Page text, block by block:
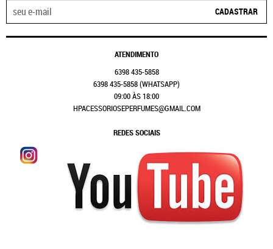
CADASTRAR
ATENDIMENTO
6398435-5858
6398435-5858(WHATSAPP)
09:00 ÀS 18:00
HPACESSORIOSEPERFUMES@GMAIL.COM
REDES SOCIAIS